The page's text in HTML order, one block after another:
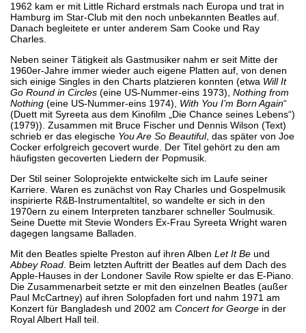
1962 kam er mit Little Richard erstmals nach Europa und trat in
Hamburg im Star-Club mit den noch unbekannten Beatles auf.
Danach begleitete er unter anderem Sam Cooke und Ray
Charles.
Neben seiner Tätigkeit als Gastmusiker nahm er seit Mitte der
1960er-Jahre immer wieder auch eigene Platten auf, von denen
sich einige Singles in den Charts platzieren konnten (etwa Will It
Go Round in Circles (eine US-Nummer-eins 1973), Nothing from
Nothing (eine US-Nummer-eins 1974), With You I’m Born Again“
(Duett mit Syreeta aus dem Kinofilm „Die Chance seines Lebens“)
(1979)). Zusammen mit Bruce Fischer und Dennis Wilson (Text)
schrieb er das elegische You Are So Beautiful, das später von Joe
Cocker erfolgreich gecovert wurde. Der Titel gehört zu den am
häufigsten gecoverten Liedern der Popmusik.
Der Stil seiner Soloprojekte entwickelte sich im Laufe seiner
Karriere. Waren es zunächst von Ray Charles und Gospelmusik
inspirierte R&B-Instrumentaltitel, so wandelte er sich in den
1970ern zu einem Interpreten tanzbarer schneller Soulmusik.
Seine Duette mit Stevie Wonders Ex-Frau Syreeta Wright waren
dagegen langsame Balladen.
Mit den Beatles spielte Preston auf ihren Alben Let It Be und
Abbey Road . Beim letzten Auftritt der Beatles auf dem Dach des
Apple-Hauses in der Londoner Savile Row spielte er das E-Piano.
Die Zusammenarbeit setzte er mit den einzelnen Beatles (außer
Paul McCartney) auf ihren Solopfaden fort und nahm 1971 am
Konzert für Bangladesh und 2002 am Concert for George in der
Royal Albert Hall teil.